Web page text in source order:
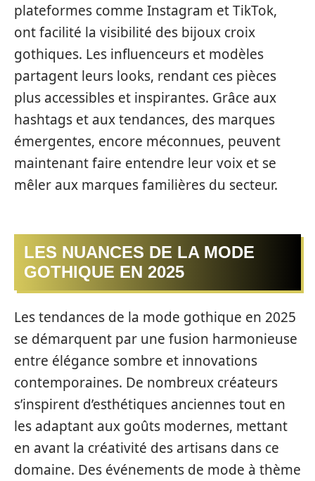
plateformes comme Instagram et TikTok,
ont facilité la visibilité des bijoux croix
gothiques. Les influenceurs et modèles
partagent leurs looks, rendant ces pièces
plus accessibles et inspirantes. Grâce aux
hashtags et aux tendances, des marques
émergentes, encore méconnues, peuvent
maintenant faire entendre leur voix et se
mêler aux marques familières du secteur.
LES NUANCES DE LA MODE
GOTHIQUE EN 2025
Les tendances de la mode gothique en 2025
se démarquent par une fusion harmonieuse
entre élégance sombre et innovations
contemporaines. De nombreux créateurs
s’inspirent d’esthétiques anciennes tout en
les adaptant aux goûts modernes, mettant
en avant la créativité des artisans dans ce
domaine. Des événements de mode à thème